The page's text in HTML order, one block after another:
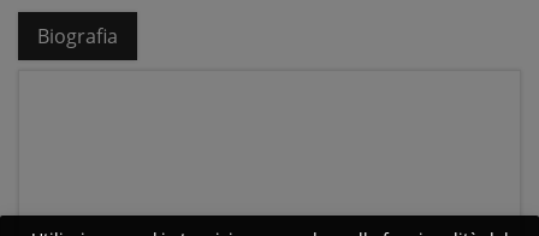
Biografia